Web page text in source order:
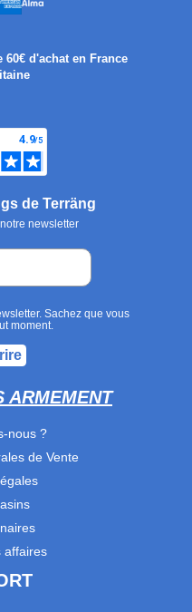
d'achat en France
de Terräng
newsletter
Sachez que vous
moment.
ARMEMENT
nous ?
de Vente
affaires